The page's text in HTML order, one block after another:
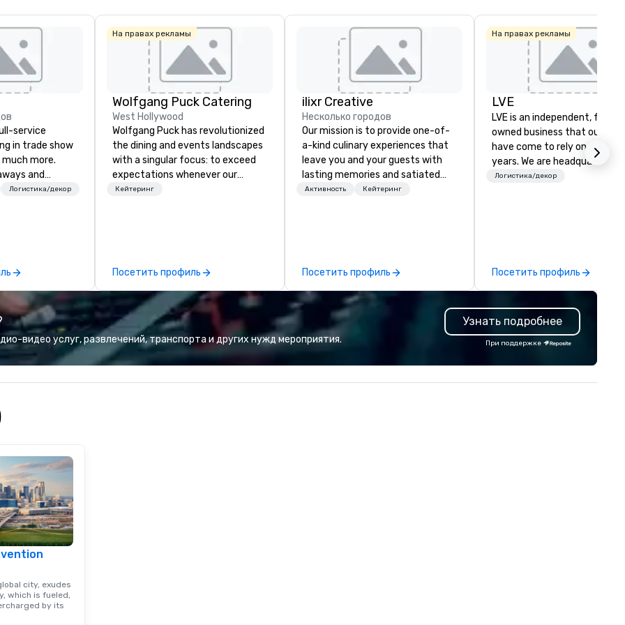
& Suites by
Wyndham
Dallas North
Central
service
in trade show
more.
and
executive
years of
and
us apart. We
solutions
the end-user
from start
Логистика/декор
На правах рекламы
Wolfgang Puck Catering
West Hollywood
Wolfgang Puck has revolutionized
the dining and events landscapes
with a singular focus: to exceed
expectations whenever our
guests gather for a meal.
team continues to set the
standard for culinary excellence,
bringing Wolfgang’s legendary
combination of innovative cuisine
and refined service to the worlds’
most renowned and demanding
corporate, cultural and
entertainment clients.
Кейтеринг
Посетить профиль
ilixr Creative
Несколько городов
Our mission is to provide one-of-
a-kind culinary experiences that
leave you and your guests with
lasting memories and satiated
palates. Every detail is
brings a level of excellence rarely
found in the catering industry.
Активность Кейтеринг
Посетить профиль
На правах рекламы
LVE
LVE is an independent, family
owned business that our
have come to rely on for
years. We are headquartered
Las Vegas and have satellite
contracting, custom exhibit
building, graphic design,
and logistics. We are able to
troubleshoot any problem
our extensive knowledge and
implement the right
Логистика/декор
Посетить профиль
видео услуг, развлечений, транспорта и других нужд мероприятия.
Узнать подробнее
При поддержке
city, exudes
which is fueled,
by its